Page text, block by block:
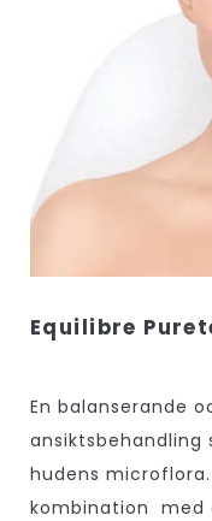
Equilibre
En balanserande
hudens
kombination med